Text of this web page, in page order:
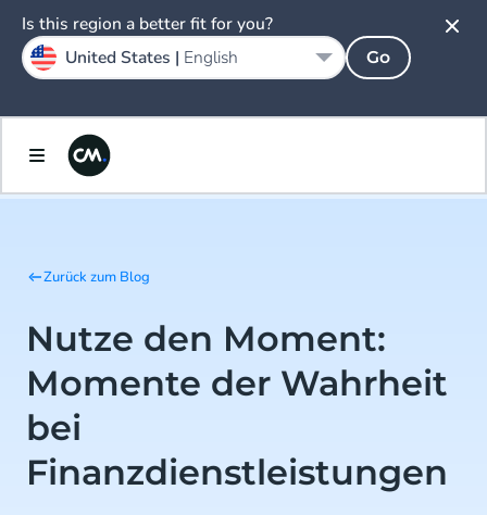
Zurück zum Blog
Nutze den Moment:
Momente der Wahrheit
bei
Finanzdienstleistungen
Is this region a better fit for you?
United States | English Go